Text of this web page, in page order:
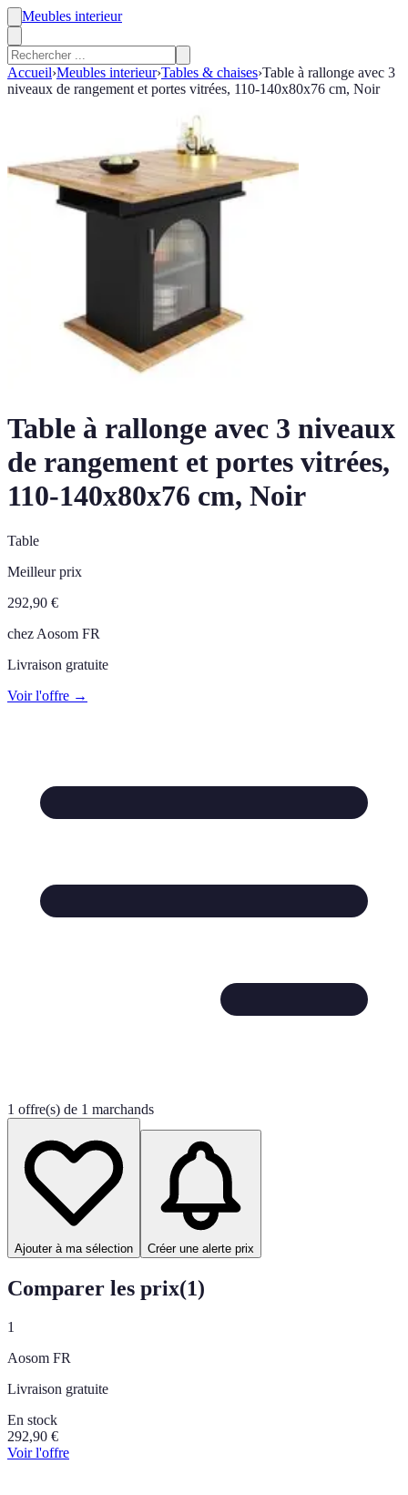
Meubles interieur
Accueil›Meubles interieur›Tables & chaises›Table à rallonge avec 3
niveaux de rangement et portes vitrées, 110-140x80x76 cm, Noir
Table à rallonge avec 3 niveaux
de rangement et portes vitrées,
110-140x80x76 cm, Noir
Table
Meilleur prix
292,90 €
chez Aosom FR
Livraison gratuite
Voir l'offre →
1 offre(s) de 1 marchands
Ajouter à ma sélection Créer une alerte prix
Comparer les prix(1)
1
Aosom FR
Livraison gratuite
En stock
292,90 €
Voir l'offre